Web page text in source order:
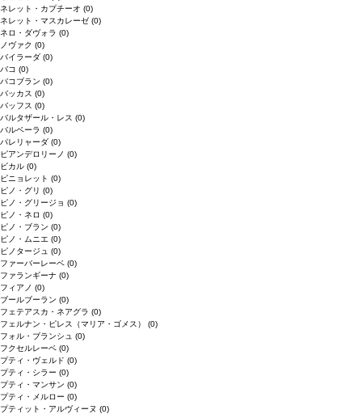
ネレット・カプチーオ (0)
ネレット・マスカレーゼ (0)
ネロ・ダヴォラ (0)
ノヴァク (0)
バイラーダ (0)
バコ (0)
バコブラン (0)
バッカス (0)
バッフス (0)
バルタザール・レス (0)
バルベーラ (0)
パレリャーダ (0)
ピアンデロリーノ (0)
ビカル (0)
ピニョレット (0)
ピノ・グリ (0)
ピノ・グリージョ (0)
ピノ・ネロ (0)
ピノ・ブラン (0)
ピノ・ムニエ (0)
ピノタージュ (0)
ファーバーレーベ (0)
ファランギーナ (0)
フィアノ (0)
ブールブーラン (0)
フェテアスカ・ネアグラ (0)
フェルナン・ピレス（マリア・ゴメス） (0)
フォル・ブランシュ (0)
フクセルレーベ (0)
プティ・ヴェルド (0)
プティ・シラー (0)
プティ・マンサン (0)
プティ・メルロー (0)
プティット・アルヴィーヌ (0)